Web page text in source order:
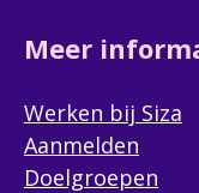
Meer
Werken bij Siza
Aanmelden
Doelgroepen